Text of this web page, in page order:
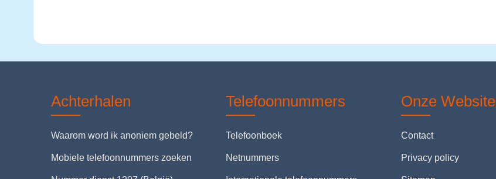
Achterhalen
Waarom word ik anoniem gebeld?
Mobiele telefoonnummers zoeken
Telefoonnummers
Telefoonboek
Netnummers
Onze Website
Contact
Privacy policy